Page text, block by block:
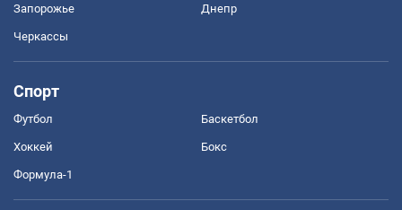
Запорожье Днепр
Черкассы
Спорт
Футбол Баскетбол
Хоккей Бокс
Формула-1